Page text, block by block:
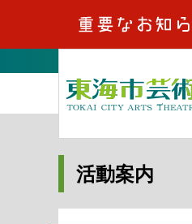
活動案内